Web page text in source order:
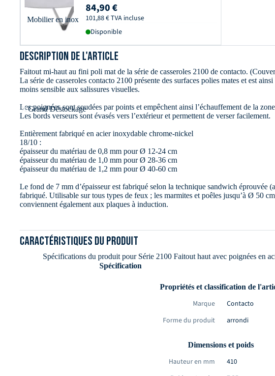
Mobilier en inox
Grand Déstockage
84,90 €
101,88 € TVA incluse
Disponible
DESCRIPTION DE L'ARTICLE
Faitout mi-haut au fini poli mat de la série de casseroles 2100 de contacto.
La série de casseroles contacto 2100 présente des surfaces polies mates et est ainsi
moins sensible aux salissures visuelles.
Les poignées sont soudées par points et empêchent ainsi l’échauffement de la
Les bords verseurs sont évasés vers l’extérieur et permettent de verser facilement.
Entièrement fabriqué en acier inoxydable chrome-nickel
18/10 :
épaisseur du matériau de 0,8 mm pour Ø 12-24 cm
épaisseur du matériau de 1,0 mm pour Ø 28-36 cm
épaisseur du matériau de 1,2 mm pour Ø 40-60 cm
Le fond de 7 mm d’épaisseur est fabriqué selon la technique sandwich éprouvée
fabriqué. Utilisable sur tous types de feux ; les marmites et poêles jusqu’à Ø 50
conviennent également aux plaques à induction.
Caractéristiques du produit
Spécifications du produit pour Série 2100 Faitout haut avec poignées en
Spécification
Propriétés et classification de
Marque
Contacto
Forme du produit
arrondi
Dimensions et poids
Hauteur en mm
410